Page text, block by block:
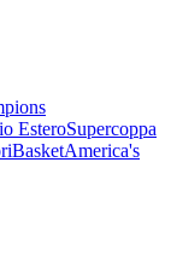
EsteroSupercoppa
BasketAmerica's